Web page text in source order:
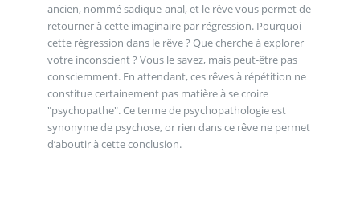
ancien, nommé sadique-anal, et le rêve vous permet de
retourner à cette imaginaire par régression. Pourquoi
cette régression dans le rêve ? Que cherche à explorer
votre inconscient ? Vous le savez, mais peut-être pas
consciemment. En attendant, ces rêves à répétition ne
constitue certainement pas matière à se croire
"psychopathe". Ce terme de psychopathologie est
synonyme de psychose, or rien dans ce rêve ne permet
d’aboutir à cette conclusion.